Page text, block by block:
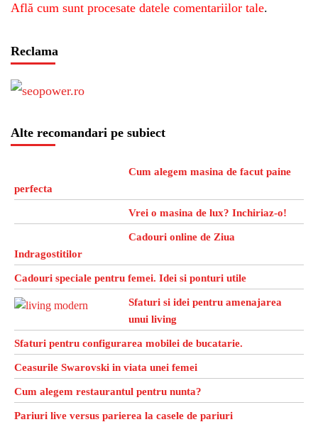
Află cum sunt procesate datele comentariilor tale.
Reclama
Alte recomandari pe subiect
Cum alegem masina de facut paine
perfecta
Vrei o masina de lux? Inchiriaz-o!
Cadouri online de Ziua
Indragostitilor
Cadouri speciale pentru femei. Idei si ponturi utile
Sfaturi si idei pentru amenajarea
unui living
Sfaturi pentru configurarea mobilei de bucatarie.
Ceasurile Swarovski in viata unei femei
Cum alegem restaurantul pentru nunta?
Pariuri live versus parierea la casele de pariuri